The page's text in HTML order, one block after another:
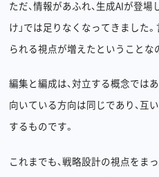
ただ、情報があふれ、生成AIが登場
け」では足りなくなってきました
られる視点が増えたということな
編集と編成は、対立する概念では
向いている方向は同じであり、互
するものです。
これまでも、戦略設計の視点をま